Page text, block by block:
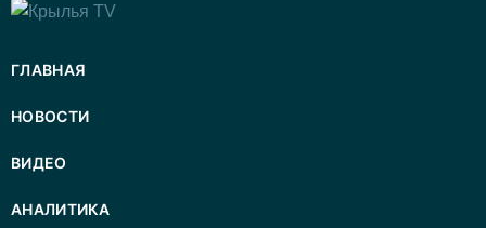
ГЛАВНАЯ
НОВОСТИ
ВИДЕО
АНАЛИТИКА